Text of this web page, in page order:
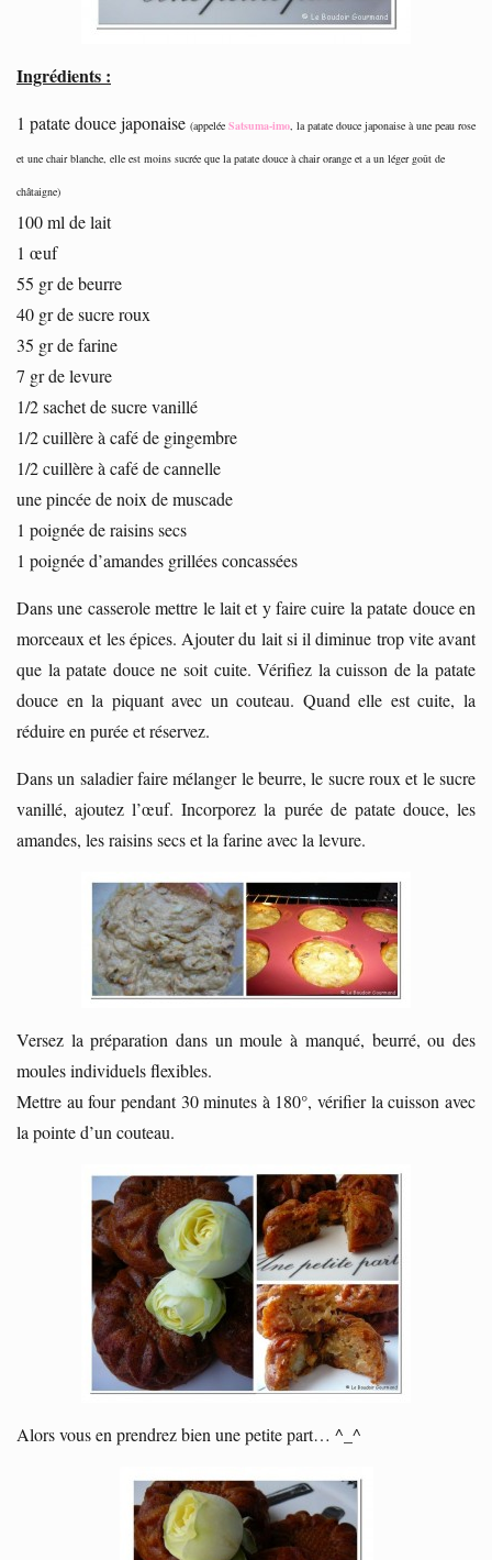
Ingrédients :
1 patate douce japonaise (appelée Satsuma-imo , la patate douce japonaise à une peau rose
et une chair blanche, elle est moins sucrée que la patate douce à chair orange et a un léger goût de
châtaigne)
100 ml de lait
1 œuf
55 gr de beurre
40 gr de sucre roux
35 gr de farine
7 gr de levure
1/2 sachet de sucre vanillé
1/2 cuillère à café de gingembre
1/2 cuillère à café de cannelle
une pincée de noix de muscade
1 poignée de raisins secs
1 poignée d’amandes grillées concassées
Dans une casserole mettre le lait et y faire cuire la patate douce en
morceaux et les épices. Ajouter du lait si il diminue trop vite avant
que la patate douce ne soit cuite. Vérifiez la cuisson de la patate
douce en la piquant avec un couteau. Quand elle est cuite, la
réduire en purée et réservez.
Dans un saladier faire mélanger le beurre, le sucre roux et le sucre
vanillé, ajoutez l’œuf. Incorporez la purée de patate douce, les
amandes, les raisins secs et la farine avec la levure.
Versez la préparation dans un moule à manqué, beurré, ou des
moules individuels flexibles.
Mettre au four pendant 30 minutes à 180°, vérifier la cuisson avec
la pointe d’un couteau.
Alors vous en prendrez bien une petite part… ^_^